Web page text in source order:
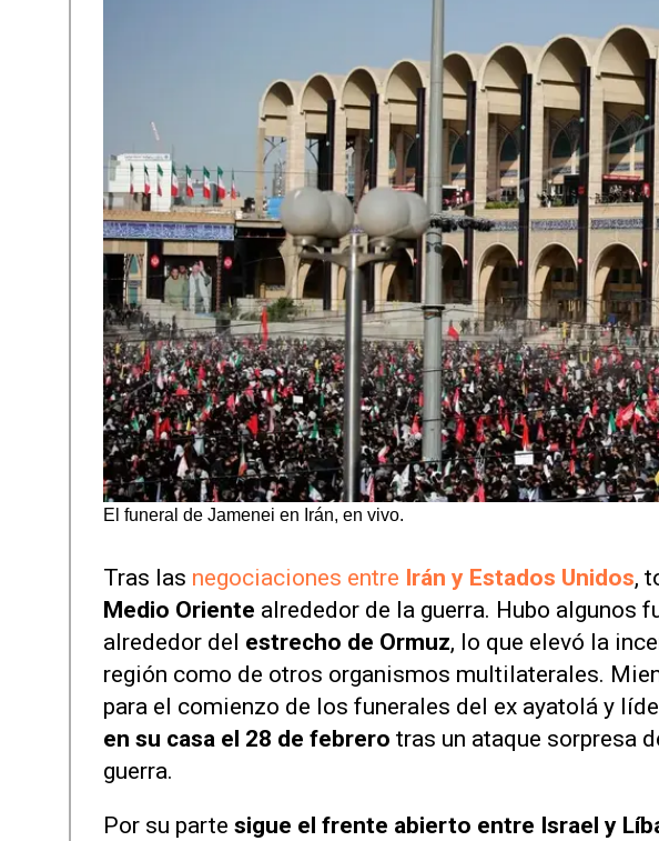
El funeral de Jamenei en Irán, en vivo.
Tras las negociaciones entre Irán y Estados Unidos,
Medio Oriente alrededor de la guerra. Hubo algunos
alrededor del estrecho de Ormuz, lo que elevó la
región como de otros organismos multilaterales.
para el comienzo de los funerales del ex ayatolá y
en su casa el 28 de febrero tras un ataque sorpresa
guerra.
Por su parte sigue el frente abierto entre Israel y